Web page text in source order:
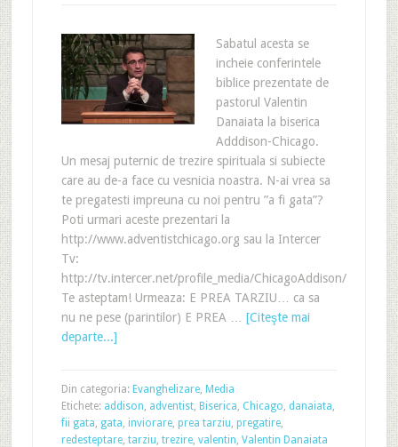
Sabatul acesta se
incheie conferintele
biblice prezentate de
pastorul Valentin
Danaiata la biserica
Adddison-Chicago.
Un mesaj puternic de trezire spirituala si subiecte
care au de-a face cu vesnicia noastra. N-ai vrea sa
te pregatesti impreuna cu noi pentru ”a fi gata”?
Poti urmari aceste prezentari la
http://www.adventistchicago.org sau la Intercer
Tv:
http://tv.intercer.net/profile_media/ChicagoAddison/
Te asteptam! Urmeaza: E PREA TARZIU… ca sa
nu ne pese (parintilor) E PREA … [Citeşte mai
departe...]
Din categoria: Evanghelizare, Media
Etichete: addison, adventist, Biserica, Chicago, danaiata,
fii gata, gata, inviorare, prea tarziu, pregatire,
redesteptare, tarziu, trezire, valentin, Valentin Danaiata